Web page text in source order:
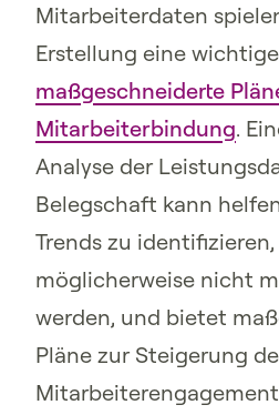
Mitarbeiterdaten
Erstellung eine
maßgeschneiderte
Mitarbeiterbindung.
Analyse der
Belegschaft kann
Trends zu
möglicherweise nicht
werden, und bietet
Pläne zur Steigerung